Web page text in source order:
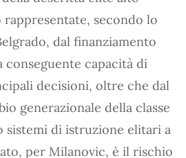
rappresentate, secondo lo
dal finanziamento
conseguente capacità di
decisioni, oltre che dal
generazionale della classe
sistemi di istruzione elitari a
per Milanovic, è il rischio